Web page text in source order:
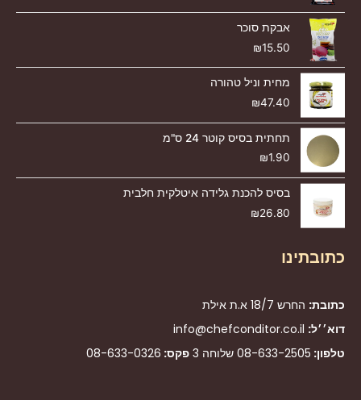
אבקת סוכר
₪15.50
מחית וניל טהורה
₪47.40
תחתית בסיס קוטר 24 ס"מ
₪1.90
בסיס להכנת גלידה איטלקית חלבית
₪26.80
כתובתינו
כתובת: החרש 18/7 א.ת אילת
דוא׳׳ל: info@chefconditor.co.il
טלפון: 08-633-2505 שלוחה 3 פקס: 08-633-0326